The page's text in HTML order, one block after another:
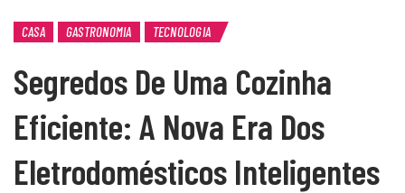
CASA GASTRONOMIA TECNOLOGIA
Segredos De Uma Cozinha
Eficiente: A Nova Era Dos
Eletrodomésticos Inteligentes